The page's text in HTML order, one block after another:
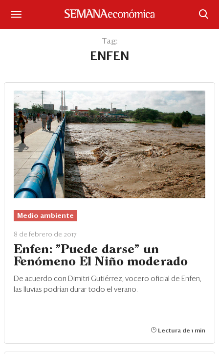
Portada
¿Qué está pasando?
Sectores y Empresas
Management
Economía y Finanzas
Legal y Política
Eventos
Ranking CEO
Edición Impresa
Tag:
ENFEN
Medio ambiente
8 de febrero de 2017
Enfen: "Puede darse" un
Fenómeno El Niño moderado
De acuerdo con Dimitri Gutiérrez, vocero oficial de Enfen,
las lluvias podrían durar todo el verano.
Lectura de 1 min